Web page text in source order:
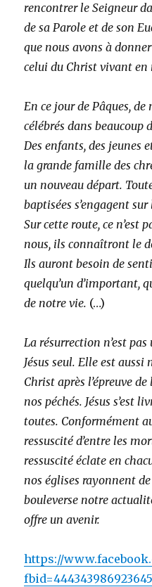
rencontrer le Seigneur
de sa Parole et de son
que nous avons à
celui du Christ vivant en
En ce jour de Pâques,
célébrés dans beaucoup
Des enfants, des jeunes
la grande famille des
un nouveau départ.
baptisées s’engagent
Sur cette route, ce n’est
nous, ils connaîtront le
Ils auront besoin de
quelqu’un d’important,
de notre vie. (…)
La résurrection n’est
Jésus seul. Elle est
Christ après l’épreuve
nos péchés. Jésus s’est
toutes. Conformément
ressuscité d’entre les
ressuscité éclate en
nos églises rayonnent
bouleverse notre
offre un avenir.
https://